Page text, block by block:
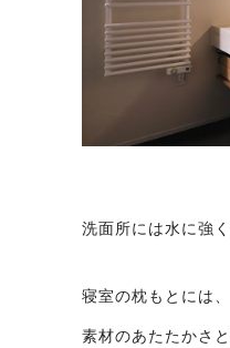
洗面所には水に強
寝室の枕もとには
素材のあたたかさ